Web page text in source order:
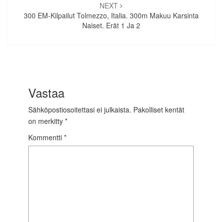
NEXT
300 EM-Kilpailut Tolmezzo, Italia. 300m Makuu Karsinta
Naiset. Erät 1 Ja 2
Vastaa
Sähköpostiosoitettasi ei julkaista. Pakolliset kentät
on merkitty *
Kommentti *